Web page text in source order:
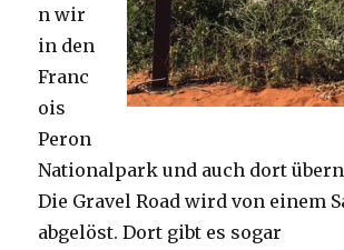
n wir
in den
Franc
ois
Peron
Nationalpark und auch dort
Die Gravel Road wird von einem
abgelöst. Dort gibt es sogar